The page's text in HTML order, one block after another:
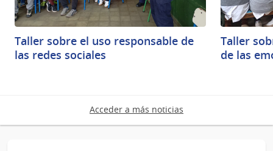
Taller sobre el uso responsable de
las redes sociales
Taller
de las
Acceder a más noticias